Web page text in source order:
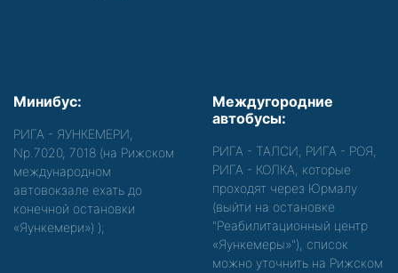
Минибус:
РИГА - ЯУНКЕМЕРИ,
Nр.7020, 7018 (на Рижском
международном
автовокзале ехать до
конечной остановки
«Яункемери») );
Междугородние
автобусы:
РИГА - ТАЛСИ, РИГА - РОЯ,
РИГА - КОЛКА, которые
проходят через Юрмалу
(выйти на остановке
"Реабилитационный центр
«Яункемеры»"), список
можно уточнить на Рижском